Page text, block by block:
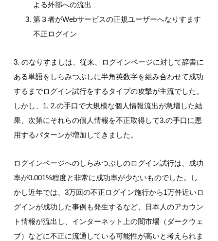
よる外部への流出
第３者がWebサービスの正規ユーザーへなりすます
不正ログイン
3. のなりすましは、従来、ログインページに対して辞書に
ある単語をしらみつぶしに半角英数字を組み合わせて成功
するまでログイン試行をするタイプの攻撃が主流でした。
しかし、1. 2.の手口で大規模な個人情報流出が急増した結
果、次第にそれらの個人情報を不正取得して3.の手口に悪
用するパターンが増加してきました。
ログインページへのしらみつぶしのログイン試行は、成功
率が0.001%程度と非常に成功率が少ないものでした。し
かし近年では、3万回の不正ログイン施行から1万件近いロ
グインが成功した事例も発生するなど、日本人のアカウン
ト情報が流出し、インターネット上の闇市場（ダークウェ
ブ）などに不正に流通している可能性が高いと考えられま